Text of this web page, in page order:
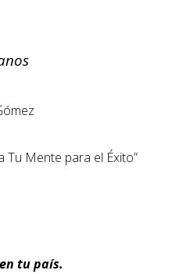
Tu Mente para el Éxito”
tu país.